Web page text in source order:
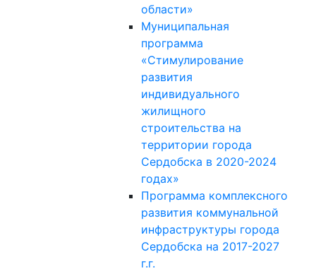
области»
Муниципальная
программа
«Стимулирование
развития
индивидуального
жилищного
строительства на
территории города
Сердобска в 2020-2024
годах»
Программа комплексного
развития коммунальной
инфраструктуры города
Сердобска на 2017-2027
г.г.